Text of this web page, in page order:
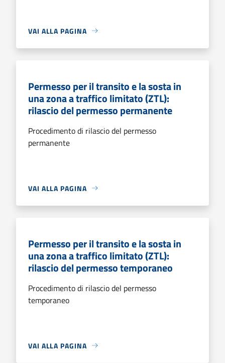
VAI ALLA PAGINA
Permesso per il transito e la sosta in
una zona a traffico limitato (ZTL):
rilascio del permesso permanente
Procedimento di rilascio del permesso
permanente
VAI ALLA PAGINA
Permesso per il transito e la sosta in
una zona a traffico limitato (ZTL):
rilascio del permesso temporaneo
Procedimento di rilascio del permesso
temporaneo
VAI ALLA PAGINA